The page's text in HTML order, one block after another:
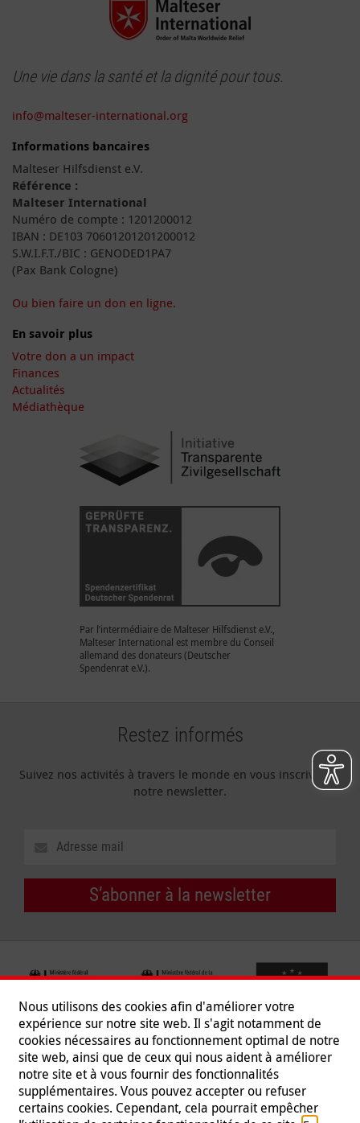
Une vie dans la santé et la dignité pour tous.
info@malteser-international.org
Informations bancaires
Malteser Hilfsdienst e.V.
Référence :
Malteser International
Numéro de compte : 1201200012
IBAN : DE103 70601201201200012
S.W.I.F.T./BIC : GENODED1PA7
(Pax Bank Cologne)
Ou bien faire un don en ligne.
En savoir plus
Votre don a un impact
Finances
Actualités
Médiathèque
Par l’intermédiaire de Malteser Hilfsdienst e.V.,
Malteser International est membre du Conseil
allemand des donateurs (Deutscher
Spendenrat e.V.).
Restez informés
Suivez nos activités à travers le monde en vous inscrivant à
notre newsletter.
S’abonner à la newsletter
Suivez-nous
Nous utilisons des cookies afin d'améliorer votre
expérience sur notre site web. Il s'agit notamment de
cookies nécessaires au fonctionnement optimal de notre
site web, ainsi que de ceux qui nous aident à améliorer
notre site et à vous fournir des fonctionnalités
supplémentaires. Vous pouvez accepter ou refuser
certains cookies. Cependant, cela pourrait empêcher